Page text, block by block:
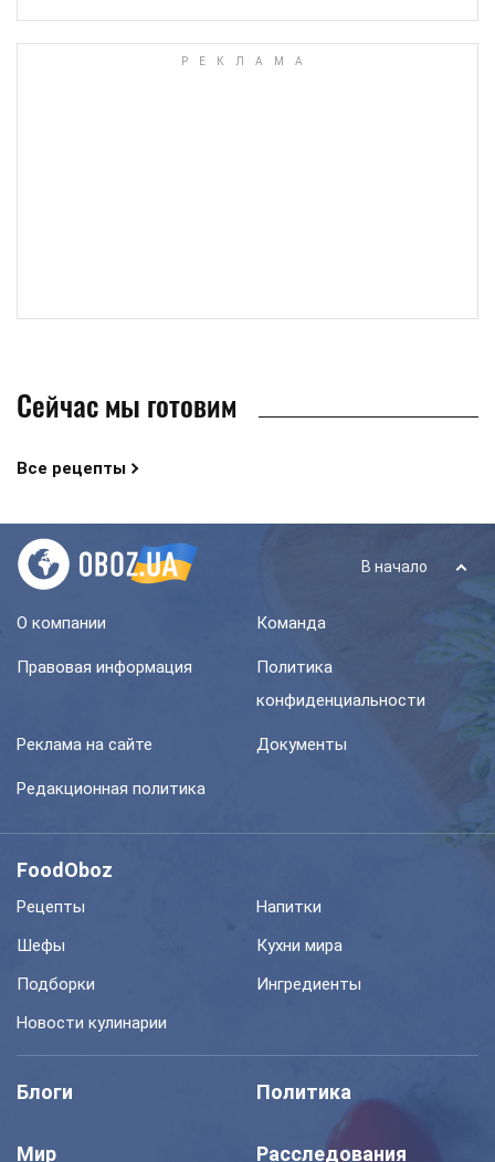
Сейчас мы готовим
Все рецепты
В начало
О компании Команда
Правовая информация
Политика
конфиденциальности
Реклама на сайте Документы
Редакционная политика
FoodOboz
Рецепты
Напитки
Шефы
Кухни мира
Подборки
Ингредиенты
Новости кулинарии
Блоги Политика
Мир Расследования